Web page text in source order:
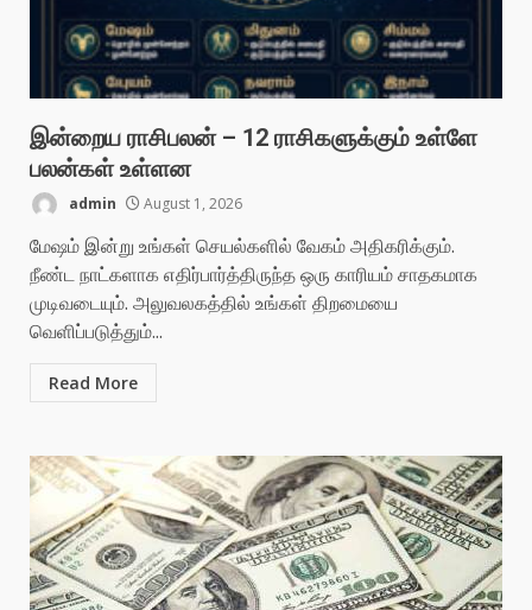
இன்றைய ராசிபலன் – 12 ராசிகளுக்கும் உள்ளே
பலன்கள் உள்ளன
admin August 1, 2026
மேஷம் இன்று உங்கள் செயல்களில் வேகம் அதிகரிக்கும்.
நீண்ட நாட்களாக எதிர்பார்த்திருந்த ஒரு காரியம் சாதகமாக
முடிவடையும். அலுவலகத்தில் உங்கள் திறமையை
வெளிப்படுத்தும்...
Read More